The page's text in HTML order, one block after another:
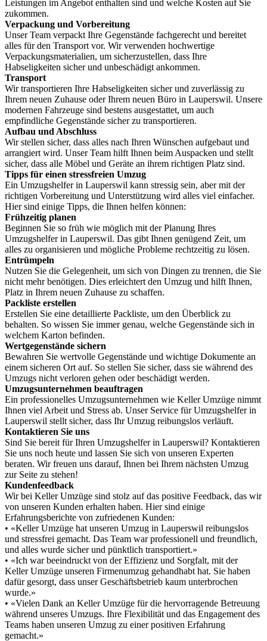
Leistungen im Angebot enthalten sind und welche Kosten auf Sie
zukommen.
Verpackung und Vorbereitung
Unser Team verpackt Ihre Gegenstände fachgerecht und bereitet
alles für den Transport vor. Wir verwenden hochwertige
Verpackungsmaterialien, um sicherzustellen, dass Ihre
Habseligkeiten sicher und unbeschädigt ankommen.
Transport
Wir transportieren Ihre Habseligkeiten sicher und zuverlässig zu
Ihrem neuen Zuhause oder Ihrem neuen Büro in Lauperswil. Unsere
modernen Fahrzeuge sind bestens ausgestattet, um auch
empfindliche Gegenstände sicher zu transportieren.
Aufbau und Abschluss
Wir stellen sicher, dass alles nach Ihren Wünschen aufgebaut und
arrangiert wird. Unser Team hilft Ihnen beim Auspacken und stellt
sicher, dass alle Möbel und Geräte an ihrem richtigen Platz sind.
Tipps für einen stressfreien Umzug
Ein Umzugshelfer in Lauperswil kann stressig sein, aber mit der
richtigen Vorbereitung und Unterstützung wird alles viel einfacher.
Hier sind einige Tipps, die Ihnen helfen können:
Frühzeitig planen
Beginnen Sie so früh wie möglich mit der Planung Ihres
Umzugshelfer in Lauperswil. Das gibt Ihnen genügend Zeit, um
alles zu organisieren und mögliche Probleme rechtzeitig zu lösen.
Entrümpeln
Nutzen Sie die Gelegenheit, um sich von Dingen zu trennen, die Sie
nicht mehr benötigen. Dies erleichtert den Umzug und hilft Ihnen,
Platz in Ihrem neuen Zuhause zu schaffen.
Packliste erstellen
Erstellen Sie eine detaillierte Packliste, um den Überblick zu
behalten. So wissen Sie immer genau, welche Gegenstände sich in
welchem Karton befinden.
Wertgegenstände sichern
Bewahren Sie wertvolle Gegenstände und wichtige Dokumente an
einem sicheren Ort auf. So stellen Sie sicher, dass sie während des
Umzugs nicht verloren gehen oder beschädigt werden.
Umzugsunternehmen beauftragen
Ein professionelles Umzugsunternehmen wie Keller Umzüge nimmt
Ihnen viel Arbeit und Stress ab. Unser Service für Umzugshelfer in
Lauperswil stellt sicher, dass Ihr Umzug reibungslos verläuft.
Kontaktieren Sie uns
Sind Sie bereit für Ihren Umzugshelfer in Lauperswil? Kontaktieren
Sie uns noch heute und lassen Sie sich von unseren Experten
beraten. Wir freuen uns darauf, Ihnen bei Ihrem nächsten Umzug
zur Seite zu stehen!
Kundenfeedback
Wir bei Keller Umzüge sind stolz auf das positive Feedback, das wir
von unseren Kunden erhalten haben. Hier sind einige
Erfahrungsberichte von zufriedenen Kunden:
• «Keller Umzüge hat unseren Umzug in Lauperswil reibungslos
und stressfrei gemacht. Das Team war professionell und freundlich,
und alles wurde sicher und pünktlich transportiert.»
• «Ich war beeindruckt von der Effizienz und Sorgfalt, mit der
Keller Umzüge unseren Firmenumzug gehandhabt hat. Sie haben
dafür gesorgt, dass unser Geschäftsbetrieb kaum unterbrochen
wurde.»
• «Vielen Dank an Keller Umzüge für die hervorragende Betreuung
während unseres Umzugs. Ihre Flexibilität und das Engagement des
Teams haben unseren Umzug zu einer positiven Erfahrung
gemacht.»